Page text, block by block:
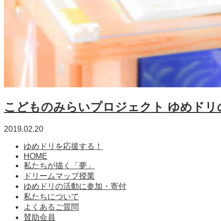
こどものみらいプロジェクト ゆめドリ
2019.02.20
ゆめドリを応援する！
HOME
私たちが描く「夢」
ドリームマップ授業
ゆめドリの活動に参加・寄付
私たちについて
よくあるご質問
賛助会員